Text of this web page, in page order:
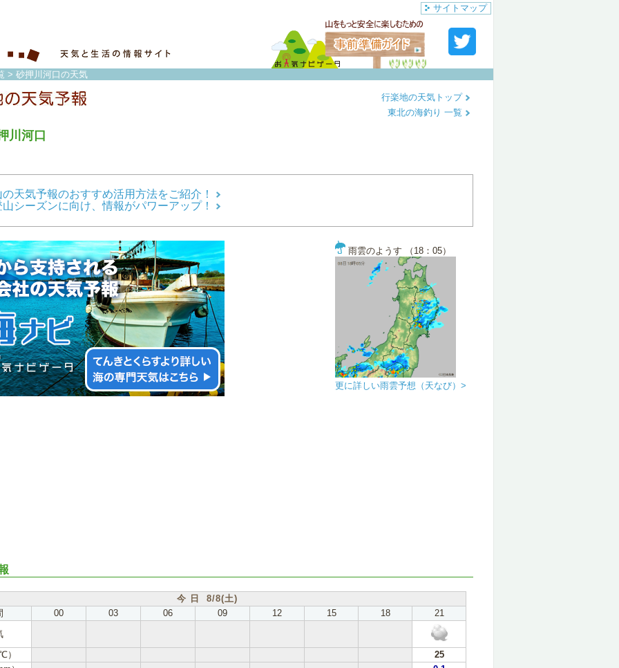
サイトマップ
> 砂押川河口の天気
川河口
行楽地の天気トップ
東北の海釣り 一覧
天気予報のおすすめ活用方法をご紹介！
シーズンに向け、情報がパワーアップ！
雨雲のようす （18：05）
更に詳しい雨雲予想（天なび）>
今 日 8/8(土)
00 03 06 09 12 15 18
21
25